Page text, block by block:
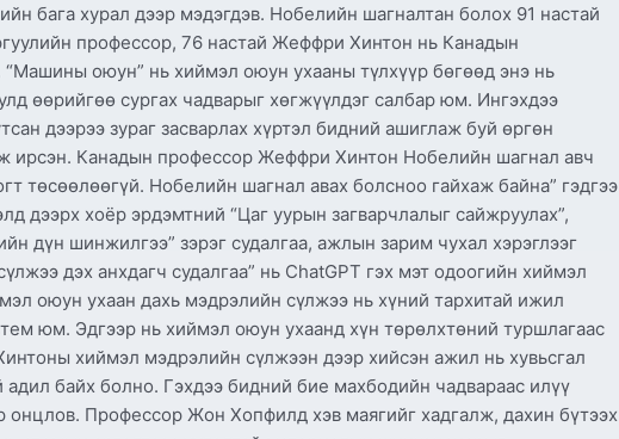
бага хурал дээр мэдэгдэв. Нобелийн шагналтан болох 91 настай
профессор, 76 настай Жеффри Хинтон нь Канадын
оюун” нь хиймэл оюун ухааны түлхүүр бөгөөд энэ нь
өөрийгөө сургах чадварыг хөгжүүлдэг салбар юм. Ингэхдээ
дээрээ зураг засварлах хүртэл бидний ашиглаж буй өргөн
ирсэн. Канадын профессор Жеффри Хинтон Нобелийн шагнал авч
төсөөлөөгүй. Нобелийн шагнал авах болсноо гайхаж байна” гэдгээ
дээрх хоёр эрдэмтний “Цаг уурын загварчлалыг сайжруулах”,
дүн шинжилгээ” зэрэг судалгаа, ажлын зарим чухал хэрэглээг
дэх анхдагч судалгаа” нь ChatGPT гэх мэт одоогийн хиймэл
оюун ухаан дахь мэдрэлийн сүлжээ нь хүний ​​тархитай ижил
юм. Эдгээр нь хиймэл оюун ухаанд хүн төрөлхтөний туршлагаас
хиймэл мэдрэлийн сүлжээн дээр хийсэн ажил нь хувьсгал
адил байх болно. Гэхдээ бидний бие махбодийн чадвараас илүү
онцлов. Профессор Жон Хопфилд хэв маягийг хадгалж, дахин бүтээх